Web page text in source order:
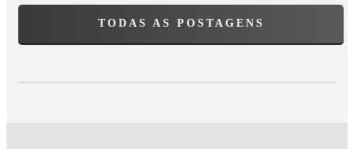
TODAS AS POSTAGENS